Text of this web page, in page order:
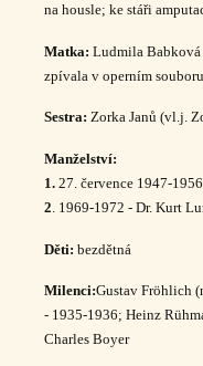
na housle; ke stáři
Matka: Ludmila Babková
zpívala v operním
Sestra: Zorka Janů (vl.j.
Manželství:
1. 27. července 1947-
2 . 1969-1972 - Dr. Kurt
Děti: bezdětná
Milenci:Gustav Fröhlich
- 1935-1936; Heinz
Charles Boyer